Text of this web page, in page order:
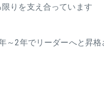
りを支え合っています
～2年でリーダーへと昇格